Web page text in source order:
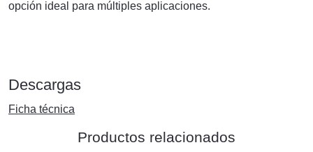
opción ideal para múltiples aplicaciones.
Descargas
Ficha técnica
Productos relacionados